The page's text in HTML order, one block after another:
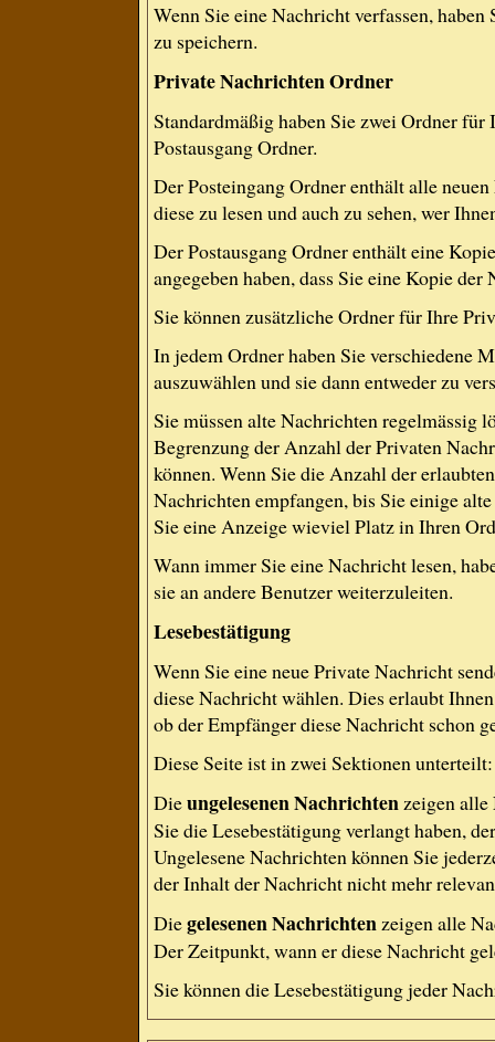
Wenn Sie eine Nachricht verfassen,
zu speichern.
Private Nachrichten Ordner
Standardmäßig haben Sie zwei Ordner
Postausgang Ordner.
Der Posteingang Ordner enthält alle
diese zu lesen und auch zu sehen, wer
Der Postausgang Ordner enthält eine
angegeben haben, dass Sie eine Kopie
Sie können zusätzliche Ordner für Ihre
In jedem Ordner haben Sie verschiedene
auszuwählen und sie dann entweder zu
Sie müssen alte Nachrichten regelmässig
Begrenzung der Anzahl der Privaten
können. Wenn Sie die Anzahl der
Nachrichten empfangen, bis Sie einige
Sie eine Anzeige wieviel Platz in Ihren
Wann immer Sie eine Nachricht lesen,
sie an andere Benutzer weiterzuleiten.
Lesebestätigung
Wenn Sie eine neue Private Nachricht
diese Nachricht wählen. Dies erlaubt
ob der Empfänger diese Nachricht schon
Diese Seite ist in zwei Sektionen
Dieungelesenen Nachrichtenzeigen alle
Sie die Lesebestätigung verlangt haben,
Ungelesene Nachrichten können Sie
der Inhalt der Nachricht nicht mehr
Diegelesenen Nachrichtenzeigen alle
Der Zeitpunkt, wann er diese Nachricht
Sie können die Lesebestätigung jeder